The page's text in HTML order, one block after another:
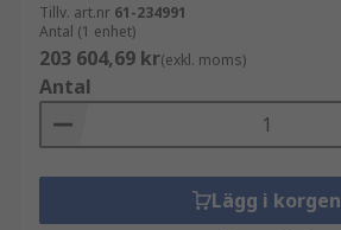
Tillv. art.nr 61-234991
Antal (1 enhet)
203 604,69 kr(exkl. moms)
Antal
Lägg i korgen